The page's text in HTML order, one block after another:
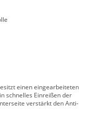
einen eingearbeiteten
schnelles Einreißen der
verstärkt den Anti-